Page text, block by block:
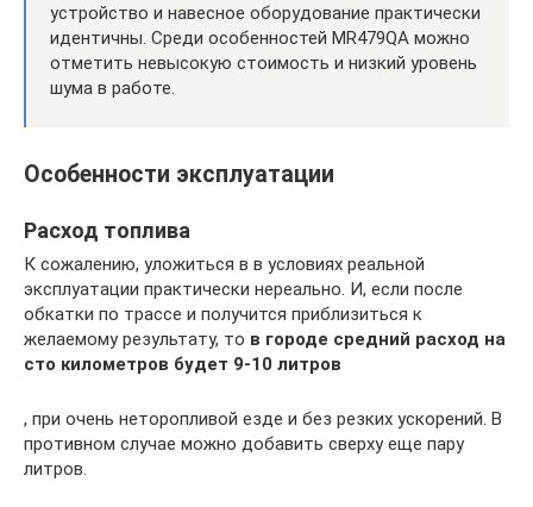
устройство и навесное оборудование практически
идентичны. Среди особенностей MR479QA можно
отметить невысокую стоимость и низкий уровень
шума в работе.
Особенности эксплуатации
Расход топлива
К сожалению, уложиться в в условиях реальной
эксплуатации практически нереально. И, если после
обкатки по трассе и получится приблизиться к
желаемому результату, то в городе средний расход на
сто километров будет 9-10 литров
, при очень неторопливой езде и без резких ускорений. В
противном случае можно добавить сверху еще пару
литров.